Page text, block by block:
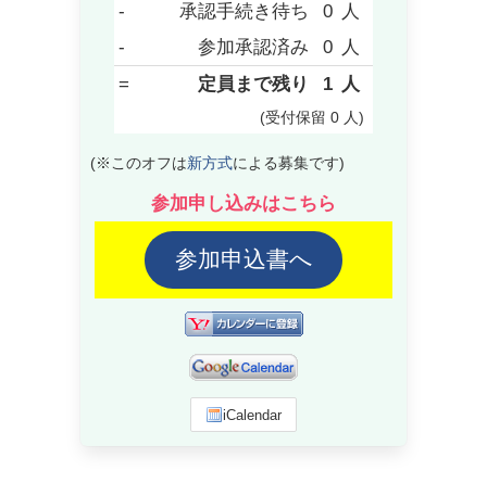
-
承認手続き待ち 0 人
-
参加承認済み 0 人
=
定員まで残り 1 人
(受付保留 0 人)
(※このオフは新方式による募集です)
参加申し込みはこちら
参加申込書へ
iCalendar